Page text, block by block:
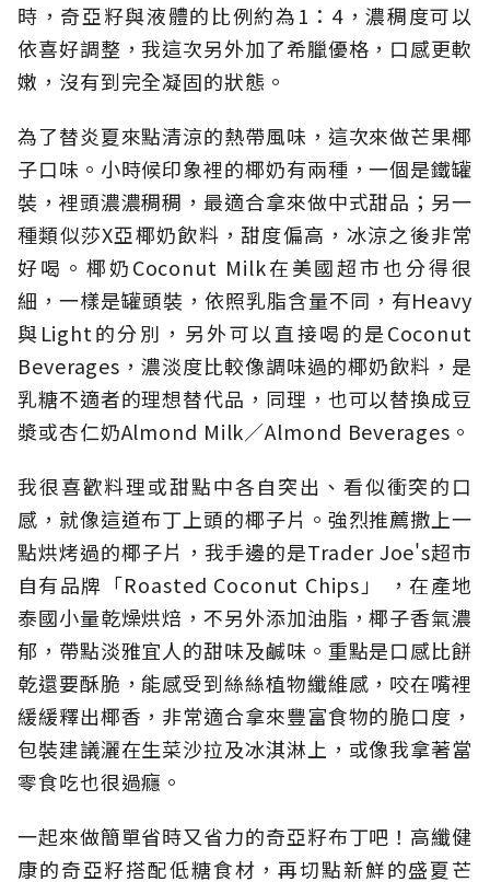
時，奇亞籽與液體的比例約為1：4，濃稠度可以
依喜好調整，我這次另外加了希臘優格，口感更軟
嫩，沒有到完全凝固的狀態。
為了替炎夏來點清涼的熱帶風味，這次來做芒果椰
子口味。小時候印象裡的椰奶有兩種，一個是鐵罐
裝，裡頭濃濃稠稠，最適合拿來做中式甜品；另一
種類似莎X亞椰奶飲料，甜度偏高，冰涼之後非常
好喝。椰奶Coconut Milk在美國超市也分得很
細，一樣是罐頭裝，依照乳脂含量不同，有Heavy
與Light的分別，另外可以直接喝的是Coconut
Beverages，濃淡度比較像調味過的椰奶飲料，是
乳糖不適者的理想替代品，同理，也可以替換成豆
漿或杏仁奶Almond Milk／Almond Beverages。
我很喜歡料理或甜點中各自突出、看似衝突的口
感，就像這道布丁上頭的椰子片。強烈推薦撒上一
點烘烤過的椰子片，我手邊的是Trader Joe's超市
自有品牌「Roasted Coconut Chips」 ，在產地
泰國小量乾燥烘焙，不另外添加油脂，椰子香氣濃
郁，帶點淡雅宜人的甜味及鹹味。重點是口感比餅
乾還要酥脆，能感受到絲絲植物纖維感，咬在嘴裡
緩緩釋出椰香，非常適合拿來豐富食物的脆口度，
包裝建議灑在生菜沙拉及冰淇淋上，或像我拿著當
零食吃也很過癮。
一起來做簡單省時又省力的奇亞籽布丁吧！高纖健
康的奇亞籽搭配低糖食材，再切點新鮮的盛夏芒